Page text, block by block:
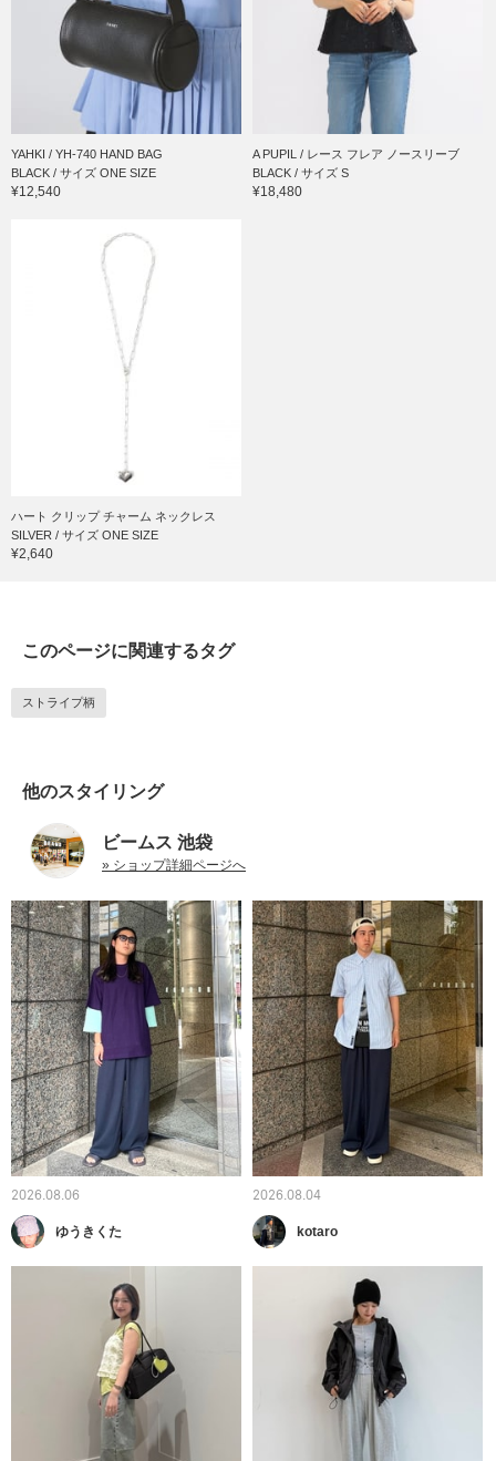
YAHKI / YH-740 HAND BAG
BLACK / サイズ ONE SIZE
¥12,540
A PUPIL / レース フレア ノースリーブ
BLACK / サイズ S
¥18,480
ハート クリップ チャーム ネックレス
SILVER / サイズ ONE SIZE
¥2,640
このページに関連するタグ
ストライプ柄
他のスタイリング
ビームス 池袋
» ショップ詳細ページへ
2026.08.06
ゆうきくた
2026.08.04
kotaro